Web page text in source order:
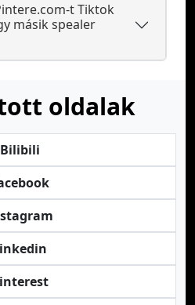
t Tiktok
másik spealer
oldalak
Bilibili